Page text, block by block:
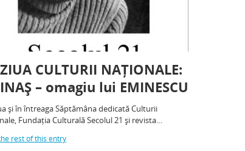
CULTURII NAȚIONALE:
– omagiu lui EMINESCU
și în întreaga Săptămâna dedicată Culturii
Fundația Culturală Secolul 21 și revista…
rest of this entry